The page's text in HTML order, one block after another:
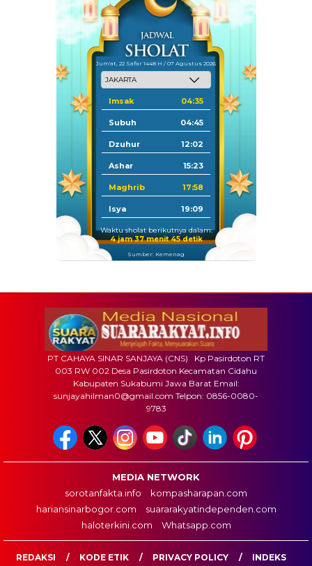
Jum'at, 22 Safar 1448 H / 07 Agustus 2026
Imsak 04:35
Subuh 04:45
Dzuhur 12:02
Ashar 15:23
Maghrib 17:58
Isya 19:09
Waktu sholat berikutnya dalam:
4 jam 37 menit 45 detik
Sumber: Kemenag
PT CAHAYA SINAR SANJAYA (CNS) Kp Pasirdoton RT
003 RW 002 Desa Pasirdoton Kecamatan Cidahu
Kabupaten Sukabumi Jawa Barat Email:
sunjayahilman0@gmail.com Telpon: 0856-0080-
9783
MEDIA NETWORK
sorotanfakta.info
kompasharapan.com
hariansinarbogor.com
suararakyatindependen.com
haloterkini.com
Whatsapp.com
REDAKSI KODE ETIK PRIVACY POLICY INDEKS